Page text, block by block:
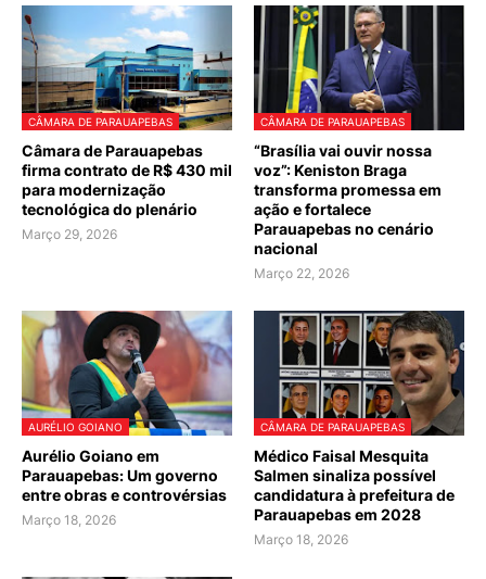
CÂMARA DE PARAUAPEBAS
Câmara de Parauapebas
firma contrato de R$ 430 mil
para modernização
tecnológica do plenário
Março 29, 2026
CÂMARA DE PARAUAPEBAS
“Brasília vai ouvir nossa
voz”: Keniston Braga
transforma promessa em
ação e fortalece
Parauapebas no cenário
nacional
Março 22, 2026
AURÉLIO GOIANO
Aurélio Goiano em
Parauapebas: Um governo
entre obras e controvérsias
Março 18, 2026
CÂMARA DE PARAUAPEBAS
Médico Faisal Mesquita
Salmen sinaliza possível
candidatura à prefeitura de
Parauapebas em 2028
Março 18, 2026